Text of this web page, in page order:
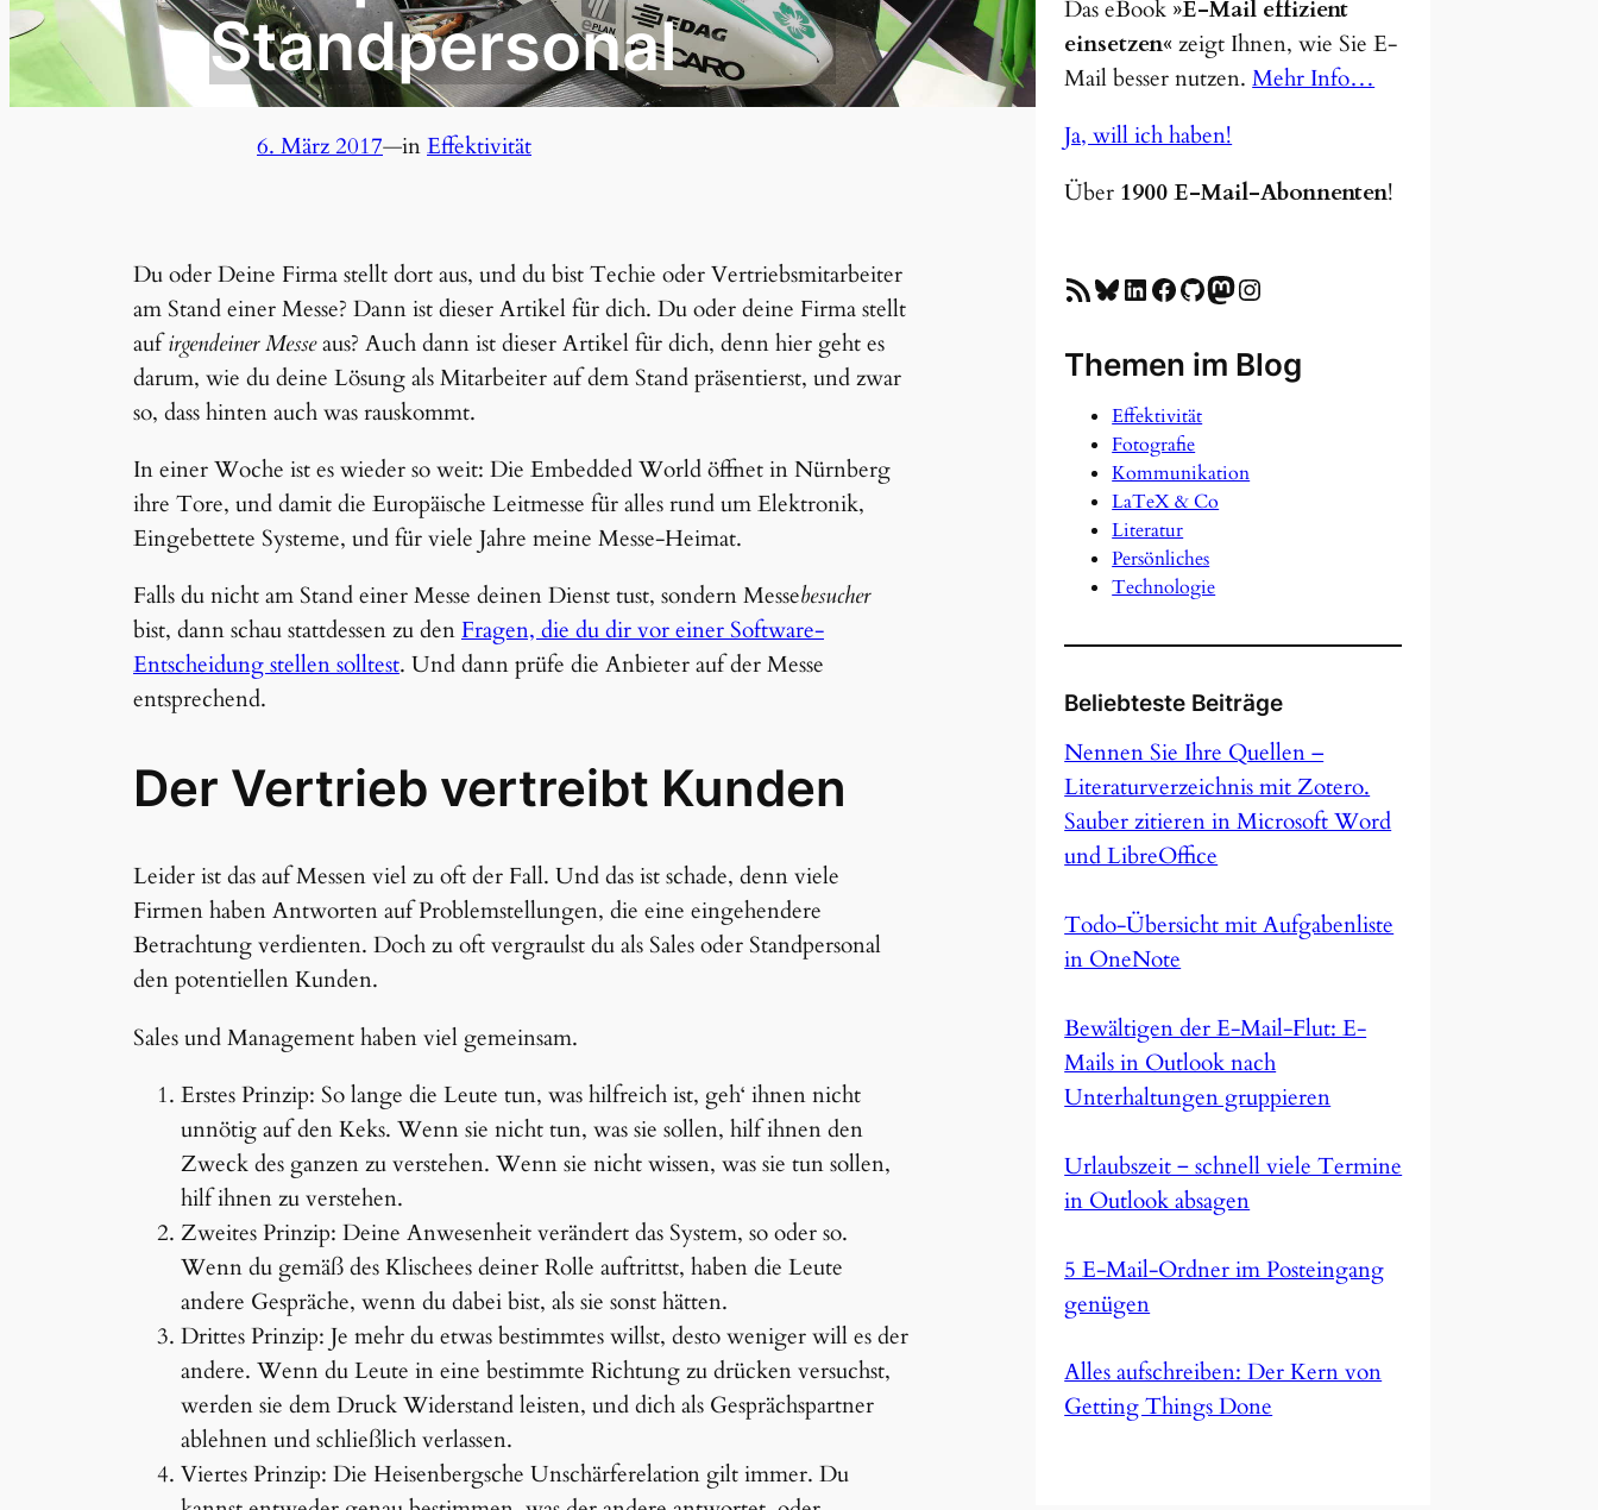
Standpersonal
6. März 2017—inEffektivität
Du oder Deine Firma stellt dort aus, und du bist Techie oder Vertriebsmitarbeiter
am Stand einer Messe? Dann ist dieser Artikel für dich. Du oder deine Firma stellt
aufirgendeiner Messeaus? Auch dann ist dieser Artikel für dich, denn hier geht es
darum, wie du deine Lösung als Mitarbeiter auf dem Stand präsentierst, und zwar
so, dass hinten auch was rauskommt.
In einer Woche ist es wieder so weit: Die Embedded World öffnet in Nürnberg
ihre Tore, und damit die Europäische Leitmesse für alles rund um Elektronik,
Eingebettete Systeme, und für viele Jahre meine Messe-Heimat.
Falls du nicht am Stand einer Messe deinen Dienst tust, sondern Messebesucher
bist, dann schau stattdessen zu den Fragen, die du dir vor einer Software-
Entscheidung stellen solltest. Und dann prüfe die Anbieter auf der Messe
entsprechend.
Der Vertrieb vertreibt Kunden
Leider ist das auf Messen viel zu oft der Fall. Und das ist schade, denn viele
Firmen haben Antworten auf Problemstellungen, die eine eingehendere
Betrachtung verdienten. Doch zu oft vergraulst du als Sales oder Standpersonal
den potentiellen Kunden.
Sales und Management haben viel gemeinsam.
Erstes Prinzip: So lange die Leute tun, was hilfreich ist, geh‘ ihnen nicht
unnötig auf den Keks. Wenn sie nicht tun, was sie sollen, hilf ihnen den
Zweck des ganzen zu verstehen. Wenn sie nicht wissen, was sie tun sollen,
hilf ihnen zu verstehen.
Zweites Prinzip: Deine Anwesenheit verändert das System, so oder so.
Wenn du gemäß des Klischees deiner Rolle auftrittst, haben die Leute
andere Gespräche, wenn du dabei bist, als sie sonst hätten.
Drittes Prinzip: Je mehr du etwas bestimmtes willst, desto weniger will es der
andere. Wenn du Leute in eine bestimmte Richtung zu drücken versuchst,
werden sie dem Druck Widerstand leisten, und dich als Gesprächspartner
ablehnen und schließlich verlassen.
Viertes Prinzip: Die Heisenbergsche Unschärferelation gilt immer. Du
Das eBook »E-Mail effizient
einsetzen«zeigt Ihnen, wie Sie E-
Mail besser nutzen.Mehr Info…
Ja, will ich haben!
Über 1900 E-Mail-Abonnenten!
RSS-Feed Bluesky LinkedIn Facebook GitHub Mastodon Instagram
Themen im Blog
Effektivität
Fotografie
Kommunikation
LaTeX & Co
Literatur
Persönliches
Technologie
Beliebteste Beiträge
Nennen Sie Ihre Quellen –
Literaturverzeichnis mit Zotero.
Sauber zitieren in Microsoft Word
und LibreOffice
Todo-Übersicht mit Aufgabenliste
in OneNote
Bewältigen der E-Mail-Flut: E-
Mails in Outlook nach
Unterhaltungen gruppieren
Urlaubszeit ‒ schnell viele Termine
in Outlook absagen
5 E-Mail-Ordner im Posteingang
genügen
Alles aufschreiben: Der Kern von
Getting Things Done